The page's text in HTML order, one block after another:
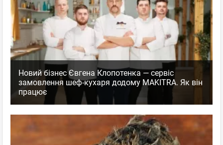
Новий бізнес Євгена Клопотенка — сервіс
замовлення шеф-кухаря додому MAKITRA. Як він
працює